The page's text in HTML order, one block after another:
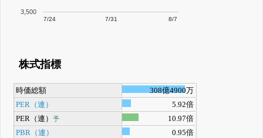
7/24 7/31 8/7
3,500
株式指標
時価総額
308億4900万
PER（連）
5.92倍
PER（連）予
10.97倍
PBR（連）
0.95倍